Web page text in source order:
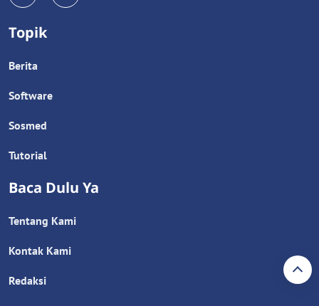
Topik
Berita
Software
Sosmed
Tutorial
Baca Dulu Ya
Tentang Kami
Kontak Kami
Redaksi